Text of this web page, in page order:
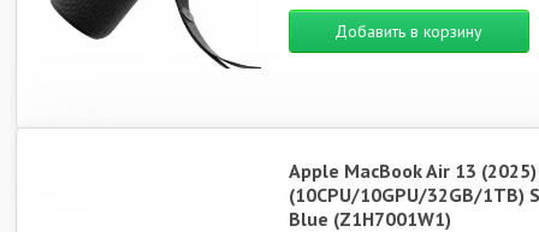
Добавить в корзину
Apple MacBook Air 13
(10CPU/10GPU/32GB/1TB)
Blue (Z1H7001W1)